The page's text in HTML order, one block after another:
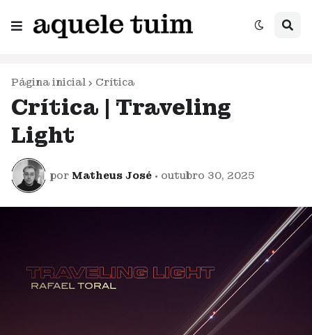
Página inicial Crítica
Crítica | Traveling
Light
por Matheus José • outubro 30, 2025